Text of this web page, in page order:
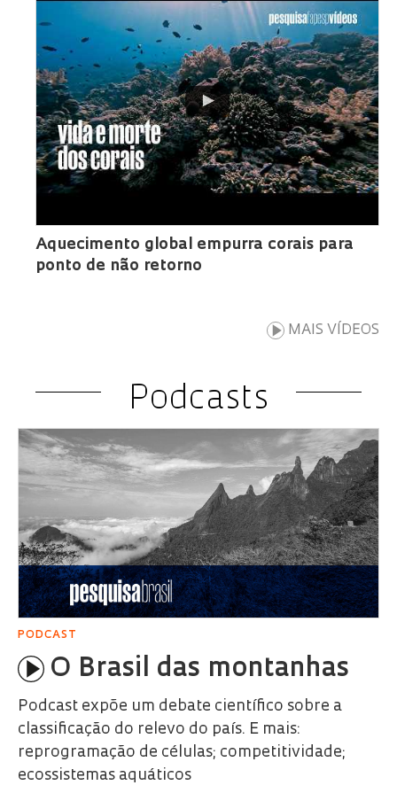
Aquecimento global empurra corais para
ponto de não retorno
MAIS VÍDEOS
Podcasts
PODCAST
O Brasil das montanhas
Podcast expõe um debate científico sobre a
classificação do relevo do país. E mais:
reprogramação de células; competitividade;
ecossistemas aquáticos